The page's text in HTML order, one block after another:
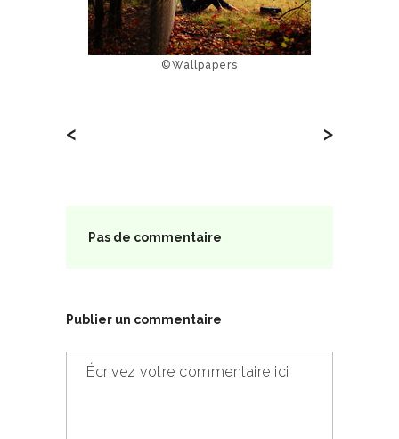
©Wallpapers
< >
Pas de commentaire
Publier un commentaire